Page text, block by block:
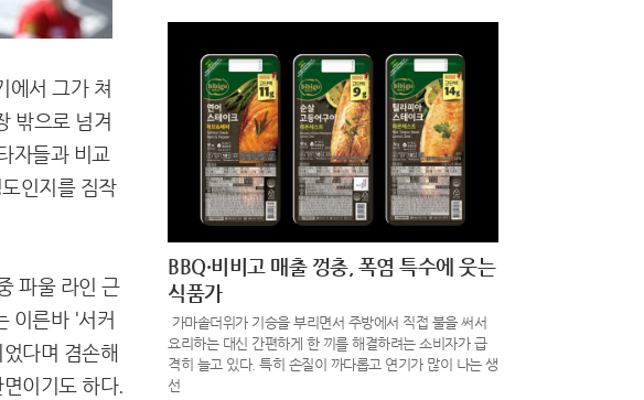
에서 그가 쳐
밖으로 넘겨
자들과 비교
인지를 짐작
파울 라인 근
이른바 '서커
다며 겸손해
이기도 하다.
BBQ·비비고 매출 껑충, 폭염 특수에 웃는
식품가
가마솥더위가 기승을 부리면서 주방에서 직접 불을 써서
요리하는 대신 간편하게 한 끼를 해결하려는 소비자가 급
격히 늘고 있다. 특히 손질이 까다롭고 연기가 많이 나는 생
선